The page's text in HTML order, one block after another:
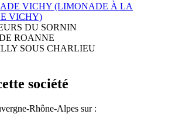
VICHY (LIMONADE À LA
VICHY)
DU SORNIN
ROANNE
SOUS CHARLIEU
société
Rhône-Alpes sur :